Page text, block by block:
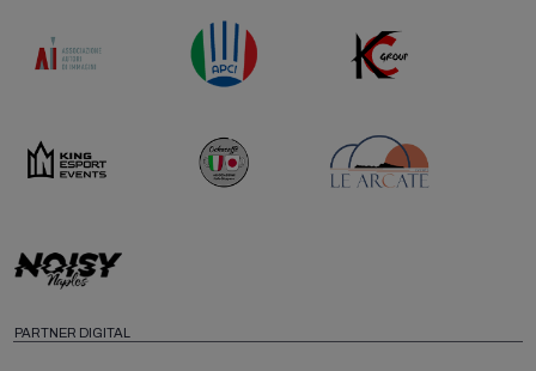
PARTNER DIGITAL